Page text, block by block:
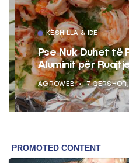
KËSHILLA & IDE
Pse Nuk Duhet të
Aluminit për
AGROWEB 7 QERSHOR,